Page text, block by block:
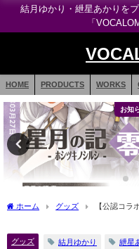
結月ゆかり・紲星あかりを
「
HOME PRODUCTS WORKS
お知
ホーム グッズ
【公認コラ
グッズ 結月ゆかり 紲星